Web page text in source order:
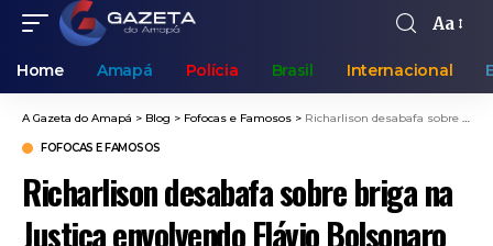
Aa
Home Amapá Polícia Brasil Internacional
A Gazeta do Amapá > Blog > Fofocas e Famosos > Richarlison desabafa sobre briga na Justiça envolvendo Flávio Bolsonaro
FOFOCAS E FAMOSOS
Richarlison desabafa sobre briga na
Justiça envolvendo Flávio Bolsonaro